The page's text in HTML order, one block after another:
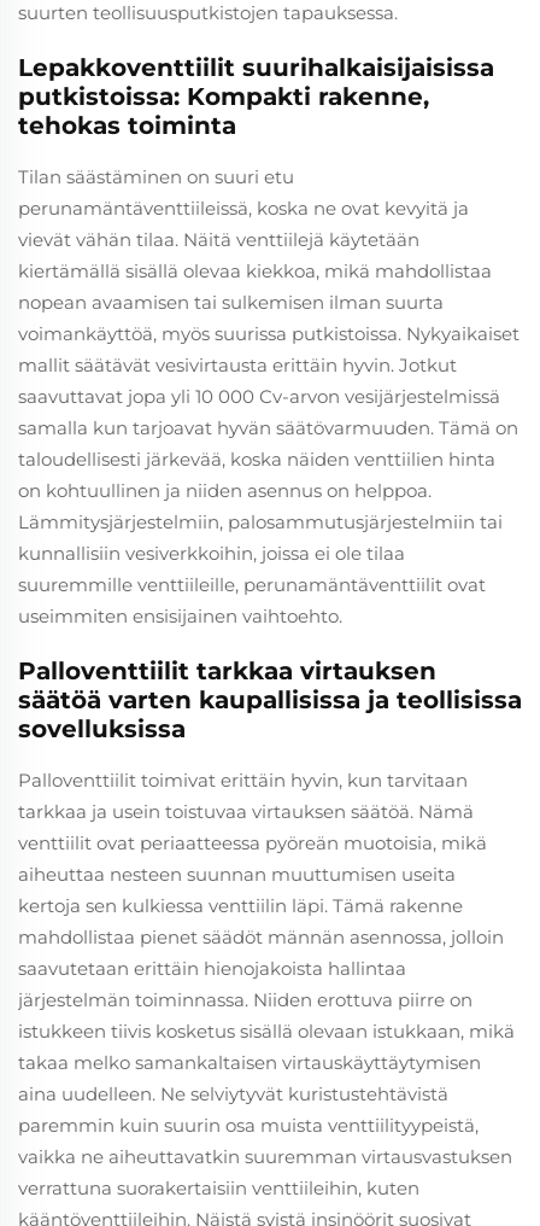
suurten teollisuusputkistojen tapauksessa.
Lepakkoventtiilit suurihalkaisijaisissa
putkistoissa: Kompakti rakenne,
tehokas toiminta
Tilan säästäminen on suuri etu
perunamäntäventtiileissä, koska ne ovat kevyitä ja
vievät vähän tilaa. Näitä venttiilejä käytetään
kiertämällä sisällä olevaa kiekkoa, mikä mahdollistaa
nopean avaamisen tai sulkemisen ilman suurta
voimankäyttöä, myös suurissa putkistoissa. Nykyaikaiset
mallit säätävät vesivirtausta erittäin hyvin. Jotkut
saavuttavat jopa yli 10 000 Cv-arvon vesijärjestelmissä
samalla kun tarjoavat hyvän säätövarmuuden. Tämä on
taloudellisesti järkevää, koska näiden venttiilien hinta
on kohtuullinen ja niiden asennus on helppoa.
Lämmitysjärjestelmiin, palosammutusjärjestelmiin tai
kunnallisiin vesiverkkoihin, joissa ei ole tilaa
suuremmille venttiileille, perunamäntäventtiilit ovat
useimmiten ensisijainen vaihtoehto.
Palloventtiilit tarkkaa virtauksen
säätöä varten kaupallisissa ja teollisissa
sovelluksissa
Palloventtiilit toimivat erittäin hyvin, kun tarvitaan
tarkkaa ja usein toistuvaa virtauksen säätöä. Nämä
venttiilit ovat periaatteessa pyöreän muotoisia, mikä
aiheuttaa nesteen suunnan muuttumisen useita
kertoja sen kulkiessa venttiilin läpi. Tämä rakenne
mahdollistaa pienet säädöt männän asennossa, jolloin
saavutetaan erittäin hienojakoista hallintaa
järjestelmän toiminnassa. Niiden erottuva piirre on
istukkeen tiivis kosketus sisällä olevaan istukkaan, mikä
takaa melko samankaltaisen virtauskäyttäytymisen
aina uudelleen. Ne selviytyvät kuristustehtävistä
paremmin kuin suurin osa muista venttiilityypeistä,
vaikka ne aiheuttavatkin suuremman virtausvastuksen
verrattuna suorakertaisiin venttiileihin, kuten
kääntöventtiileihin. Näistä syistä insinöörit suosivat